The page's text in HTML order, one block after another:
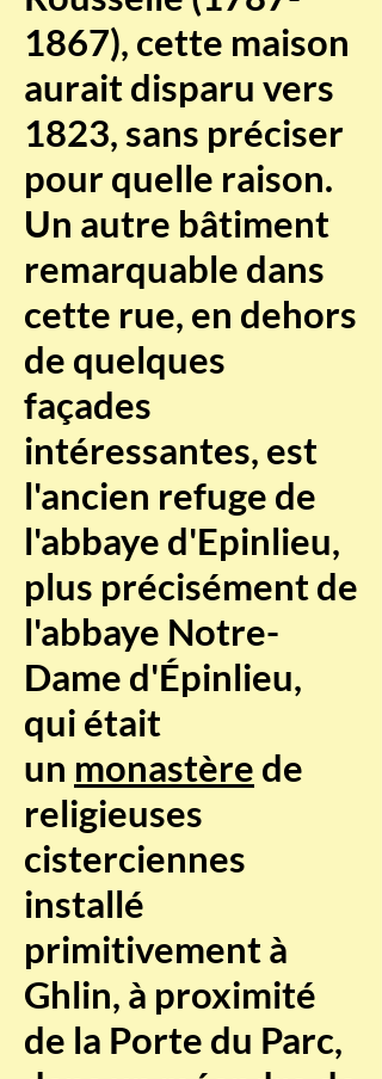
1867), cette maison
aurait disparu vers
1823, sans préciser
pour quelle raison.
Un autre bâtiment
remarquable dans
cette rue, en dehors
de quelques
façades
intéressantes, est
l'ancien refuge de
l'abbaye d'Epinlieu,
plus précisément de
l'abbaye Notre-
Dame d'Épinlieu,
qui était
un monastère de
religieuses
cisterciennes
installé
primitivement à
Ghlin, à proximité
de la Porte du Parc,